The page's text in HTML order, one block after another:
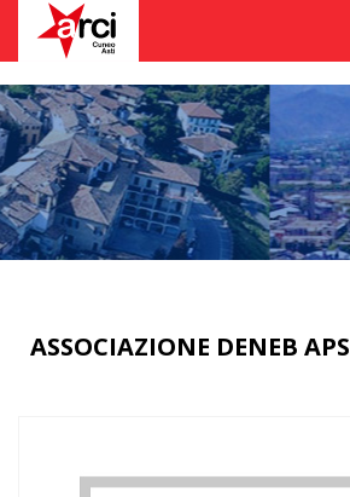
ASSOCIAZIONE DENEB APS